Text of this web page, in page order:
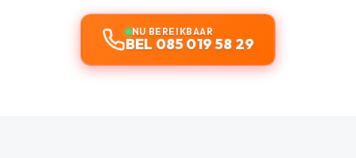
NU BEREIKBAAR
BEL 085 019 58 29